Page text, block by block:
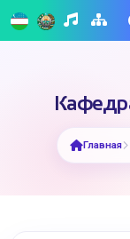
Главная